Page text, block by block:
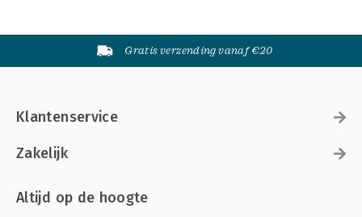
Gratis verzending vanaf €20
Klantenservice
Zakelijk
Altijd op de hoogte